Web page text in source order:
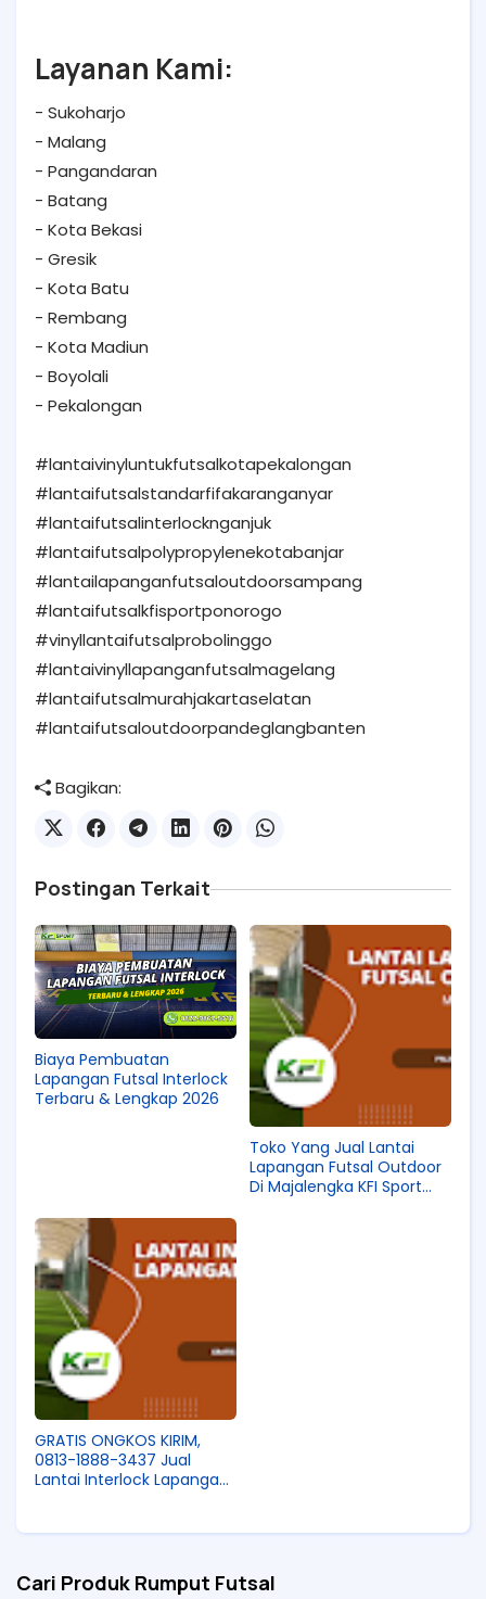
Layanan Kami:
- Sukoharjo
- Malang
- Pangandaran
- Batang
- Kota Bekasi
- Gresik
- Kota Batu
- Rembang
- Kota Madiun
- Boyolali
- Pekalongan
#lantaivinyluntukfutsalkotapekalongan
#lantaifutsalstandarfifakaranganyar
#lantaifutsalinterlocknganjuk
#lantaifutsalpolypropylenekotabanjar
#lantailapanganfutsaloutdoorsampang
#lantaifutsalkfisportponorogo
#vinyllantaifutsalprobolinggo
#lantaivinyllapanganfutsalmagelang
#lantaifutsalmurahjakartaselatan
#lantaifutsaloutdoorpandeglangbanten
Bagikan:
Postingan Terkait
Biaya Pembuatan
Lapangan Futsal Interlock
Terbaru & Lengkap 2026
Toko Yang Jual Lantai
Lapangan Futsal Outdoor
Di Majalengka KFI Sport
GRATIS ONGKOS KIRIM,
0813-1888-3437 Jual
Lantai Interlock Lapangan
Cari Produk Rumput Futsal